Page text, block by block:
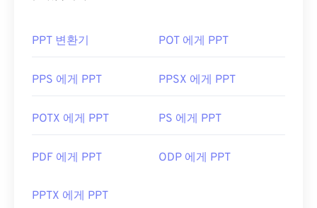
PPT 변환기 POT 에게 PPT
PPS 에게 PPT PPSX 에게 PPT
POTX 에게 PPT PS 에게 PPT
PDF 에게 PPT ODP 에게 PPT
PPTX 에게 PPT